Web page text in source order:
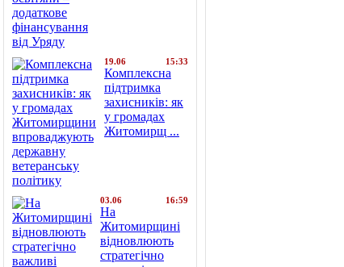
19.06 15:33
Комплексна
підтримка
захисників: як
у громадах
Житомирщ ...
03.06 16:59
На
Житомирщині
відновлюють
стратегічно